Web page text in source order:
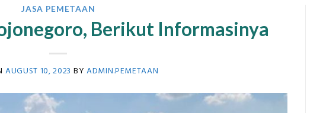
JASA PEMETAAN
Berikut Informasinya
AUGUST 10, 2023 BY ADMIN.PEMETAAN